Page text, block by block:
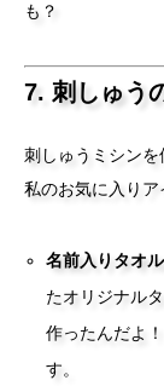
も？
7. 刺しゅう
刺しゅうミシンを
私のお気に入りア
名前入りタオ
たオリジナル
作ったんだよ
す。